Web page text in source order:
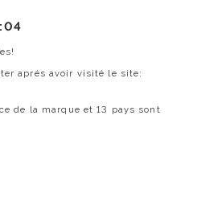
aprés avoir visité le site:
de la marque et 13 pays sont